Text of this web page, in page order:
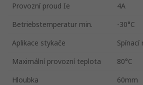
Provozní proud Ie
4A
Betriebstemperatur min.
-30°C
Aplikace stykače
Maximální provozní teplota
80°C
Hloubka
60mm